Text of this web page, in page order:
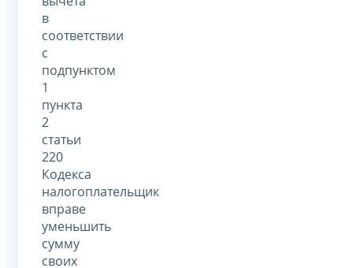
в
соответствии
с
подпунктом
1
пункта
2
статьи
220
Кодекса
налогоплательщик
вправе
уменьшить
сумму
своих